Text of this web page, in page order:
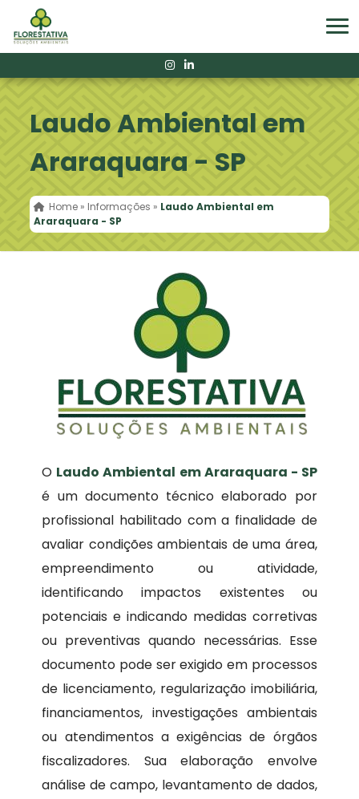
Laudo Ambiental em
Araraquara - SP
Home » Informações » Laudo Ambiental em
Araraquara - SP
O Laudo Ambiental em Araraquara - SP
é um documento técnico elaborado por
profissional habilitado com a finalidade de
avaliar condições ambientais de uma área,
empreendimento ou atividade,
identificando impactos existentes ou
potenciais e indicando medidas corretivas
ou preventivas quando necessárias. Esse
documento pode ser exigido em processos
de licenciamento, regularização imobiliária,
financiamentos, investigações ambientais
ou atendimentos a exigências de órgãos
fiscalizadores. Sua elaboração envolve
análise de campo, levantamento de dados,